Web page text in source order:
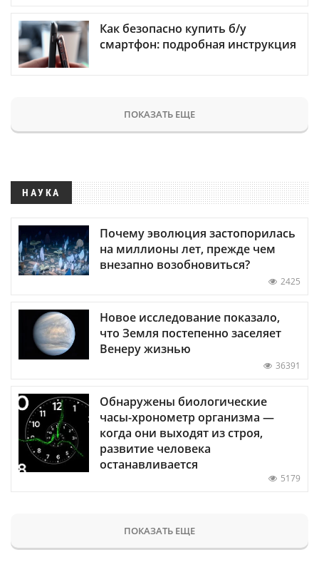
Как безопасно купить б/у
смартфон: подробная инструкция
ПОКАЗАТЬ ЕЩЕ
НАУКА
Почему эволюция застопорилась
на миллионы лет, прежде чем
внезапно возобновиться?
2425
Новое исследование показало,
что Земля постепенно заселяет
Венеру жизнью
36391
Обнаружены биологические
часы-хронометр организма —
когда они выходят из строя,
развитие человека
останавливается
5179
ПОКАЗАТЬ ЕЩЕ